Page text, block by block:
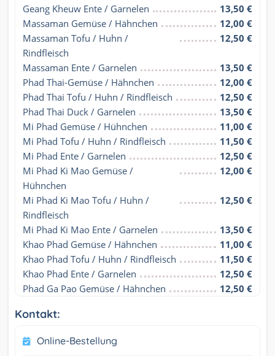
Geang Kheuw Ente / Garnelen
13,50 €
Massaman Gemüse / Hähnchen
12,00 €
Massaman Tofu / Huhn /
Rindfleisch
12,50 €
Massaman Ente / Garnelen
13,50 €
Phad Thai-Gemüse / Hähnchen
12,00 €
Phad Thai Tofu / Huhn / Rindfleisch
12,50 €
Phad Thai Duck / Garnelen
13,50 €
Mi Phad Gemüse / Hühnchen
11,00 €
Mi Phad Tofu / Huhn / Rindfleisch
11,50 €
Mi Phad Ente / Garnelen
12,50 €
Mi Phad Ki Mao Gemüse /
Hühnchen
12,00 €
Mi Phad Ki Mao Tofu / Huhn /
Rindfleisch
12,50 €
Mi Phad Ki Mao Ente / Garnelen
13,50 €
Khao Phad Gemüse / Hähnchen
11,00 €
Khao Phad Tofu / Huhn / Rindfleisch
11,50 €
Khao Phad Ente / Garnelen
12,50 €
Phad Ga Pao Gemüse / Hähnchen
12,50 €
Kontakt:
Online-Bestellung